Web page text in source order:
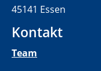
45141 Essen
Kontakt
Team